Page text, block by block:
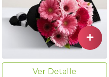
Ver Detalle